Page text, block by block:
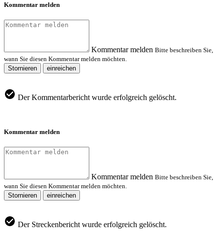
Kommentar melden
Kommentar melden Bitte beschreiben Sie,
wann Sie diesen Kommentar melden möchten.
Stornieren
einreichen
Der Kommentarbericht wurde erfolgreich gelöscht.
Kommentar melden
Kommentar melden Bitte beschreiben Sie,
wann Sie diesen Kommentar melden möchten.
Stornieren
einreichen
Der Streckenbericht wurde erfolgreich gelöscht.